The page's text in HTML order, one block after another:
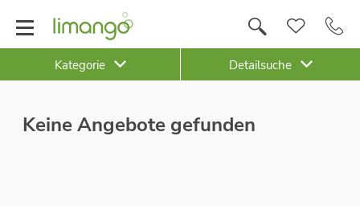
Kategorie Detailsuche
Keine Angebote gefunden